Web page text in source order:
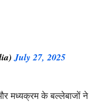
July 27, 2025
मध्यक्रम के बल्लेबाजों ने